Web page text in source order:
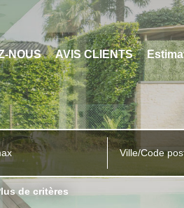
NOUS AVIS CLIENTS
Ville/Code
de critères